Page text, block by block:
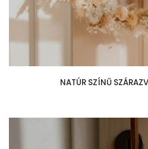
NATÚR SZÍNŰ